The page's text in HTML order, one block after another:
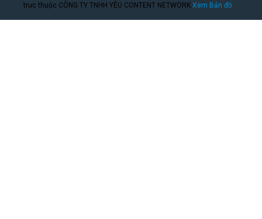
trực thuộc CÔNG TY TNHH YÊU CONTENT NETWORK.Xem Bản đồ